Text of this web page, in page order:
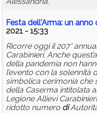
Festa dell'Arma: un anno
2021 - 15:33
Ricorre oggi il 207°
Carabinieri. Anche
della pandemia non
l’evento con la solennità
simbolica cerimonia che
della Caserma intitolata
Legione Allievi
ridotto numero di